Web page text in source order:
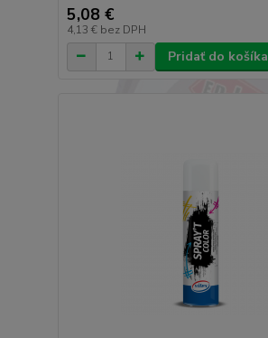
5,08 €
4,13 € bez DPH
Pridať do košíka